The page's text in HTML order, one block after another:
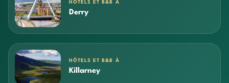
HÔTELS ET B&B À
Derry
HÔTELS ET B&B À
Killarney